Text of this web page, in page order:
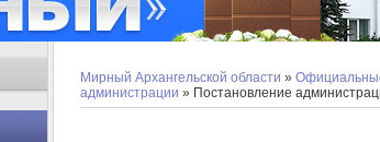
Мирный Архангельской области »
администрации » Постановление